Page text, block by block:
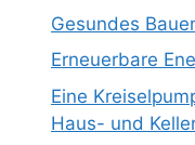
Gesundes
Erneuerbare
Eine
Haus- und